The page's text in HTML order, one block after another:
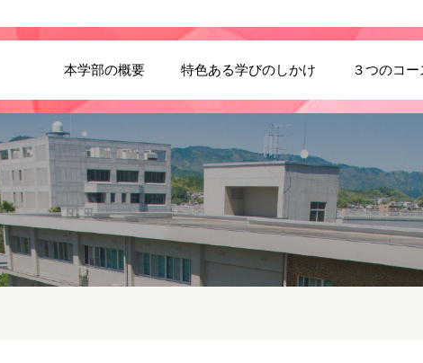
本学部の概要 特色ある学びのしかけ ３つのコー